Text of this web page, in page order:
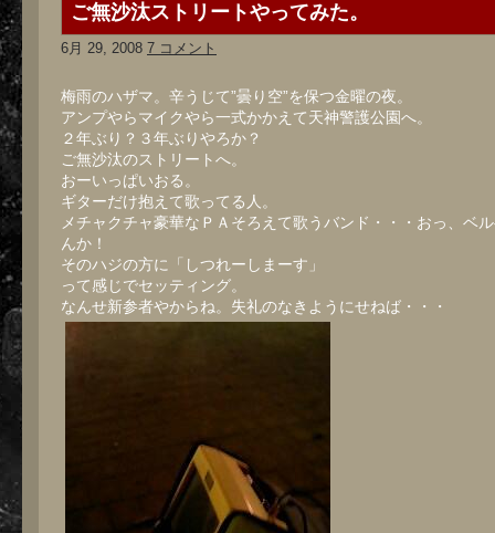
ご無沙汰ストリートやってみた。
6月 29, 2008 7 コメント
梅雨のハザマ。辛うじて”曇り空”を保つ金曜の夜。
アンプやらマイクやら一式かかえて天神警護公園へ。
２年ぶり？３年ぶりやろか？
ご無沙汰のストリートへ。
おーいっぱいおる。
ギターだけ抱えて歌ってる人。
メチャクチャ豪華なＰＡそろえて歌うバンド・・・おっ、ベ
んか！
そのハジの方に「しつれーしまーす」
って感じでセッティング。
なんせ新参者やからね。失礼のなきようにせねば・・・